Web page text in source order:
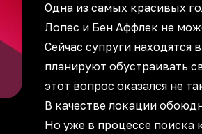
Одна из самых красивых
Лопес и Бен Аффлек не
Сейчас супруги находятся
планируют обустраивать
этот вопрос оказался не
В качестве локации
Но уже в процессе поиска